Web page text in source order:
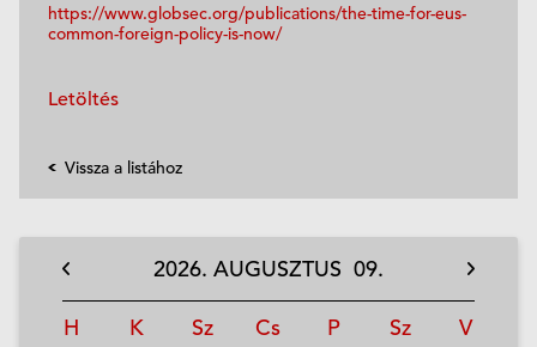
https://www.globsec.org/publications/the-time-for-eus-
common-foreign-policy-is-now/
Letöltés
Vissza a listához
2026. AUGUSZTUS 09.
H K Sz Cs P Sz V